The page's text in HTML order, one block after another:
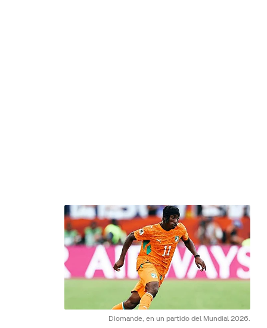
Diomande, en un partido del Mundial 2026.